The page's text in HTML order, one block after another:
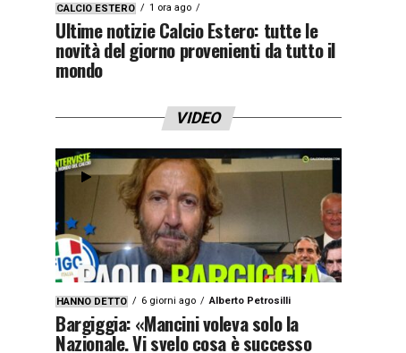
CALCIO ESTERO 1 ora ago
Ultime notizie Calcio Estero: tutte le
novità del giorno provenienti da tutto il
mondo
VIDEO
HANNO DETTO 6 giorni ago Alberto Petrosilli
Bargiggia: «Mancini voleva solo la
Nazionale. Vi svelo cosa è successo